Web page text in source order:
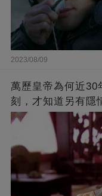
2023/08/09
萬歷皇帝為何近30
刻，才知道另有隱